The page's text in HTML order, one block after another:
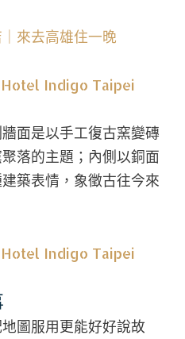
來去高雄住一晚
面是以手工復古窯變磚
落的主題；內側以銅面
築表情，象徵古往今來
圖服用更能好好說故